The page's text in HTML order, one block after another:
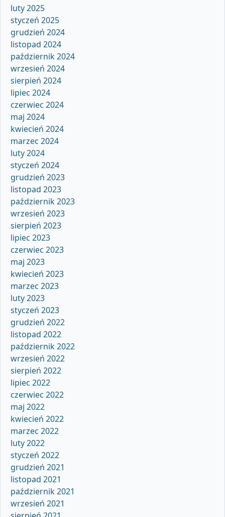
luty 2025
styczeń 2025
grudzień 2024
listopad 2024
październik 2024
wrzesień 2024
sierpień 2024
lipiec 2024
czerwiec 2024
maj 2024
kwiecień 2024
marzec 2024
luty 2024
styczeń 2024
grudzień 2023
listopad 2023
październik 2023
wrzesień 2023
sierpień 2023
lipiec 2023
czerwiec 2023
maj 2023
kwiecień 2023
marzec 2023
luty 2023
styczeń 2023
grudzień 2022
listopad 2022
październik 2022
wrzesień 2022
sierpień 2022
lipiec 2022
czerwiec 2022
maj 2022
kwiecień 2022
marzec 2022
luty 2022
styczeń 2022
grudzień 2021
listopad 2021
październik 2021
wrzesień 2021